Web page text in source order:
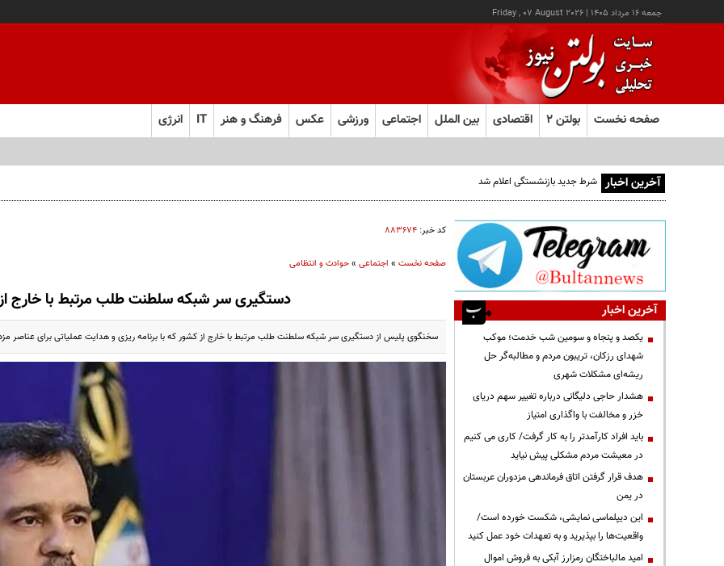
جمعه ۱۶ مرداد ۱۴۰۵ |
Friday , 07 August 2026
صفحه نخست بولتن ۲ اقتصادی بین الملل اجتماعی ورزشی عکس فرهنگ و هنر IT انرژی
آخرین اخبار شرط جدید بازنشستگی اعلام شد
کد خبر: ۸۸۳۶۷۴
صفحه نخست» اجتماعی»حوادث و انتظامی
دستگیری سر شبکه سلطنت طلب مرتبط با خارج
سخنگوی پلیس از دستگیری سر شبکه سلطنت طلب مرتبط با خارج از کشور که با برنامه ریزی و هدایت عملیاتی برای عناصر
آخرین اخبار
یکصد و پنجاه و سومین شب خدمت؛ موکب
شهدای رزکان، تریبون مردم و مطالبه‌گر حل
ریشه‌ای مشکلات شهری
هشدار حاجی دلیگانی درباره تغییر سهم دریای
خزر و مخالفت با واگذاری امتیاز
باید افراد کارآمدتر را به کار گرفت/ کاری می کنیم
در معیشت مردم مشکلی پیش نیاید
هدف قرار گرفتن اتاق‌ فرماندهی مزدوران عربستان
در یمن
این دیپلماسی نمایشی، شکست خورده است/
واقعیت‌ها را بپذیرید و به تعهدات خود عمل کنید
امید مالباختگان رمزارز آبکی به فروش اموال